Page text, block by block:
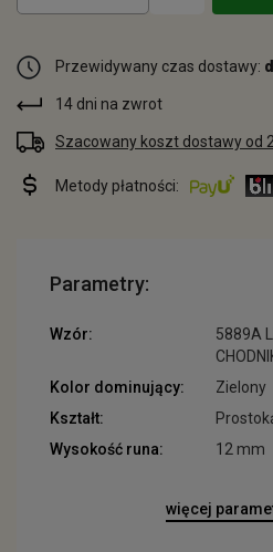
Przewidywany czas dostawy:
14 dni na zwrot
Szacowany koszt dostawy od
Metody płatności:
Parametry:
Wzór:
5889A
Kolor dominujący:
Zielony
Kształt:
Wysokość runa:
12 mm
więcej